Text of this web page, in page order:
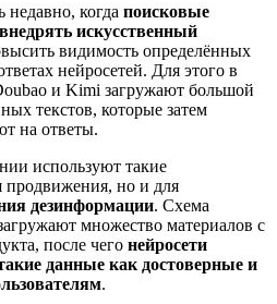
недавно, когда поисковые
искусственный
видимость определённых
нейросетей. Для этого в
и Kimi загружают большой
текстов, которые затем
на ответы.
используют такие
продвижения, но и для
дезинформации. Схема
множество материалов с
после чего нейросети
данные как достоверные и
.